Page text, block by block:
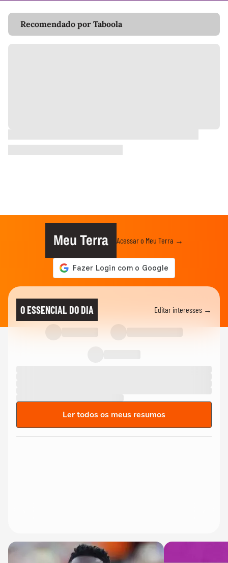
Recomendado por Taboola
Meu Terra Acessar o Meu Terra →
O ESSENCIAL DO DIA Editar interesses →
Ler todos os meus resumos